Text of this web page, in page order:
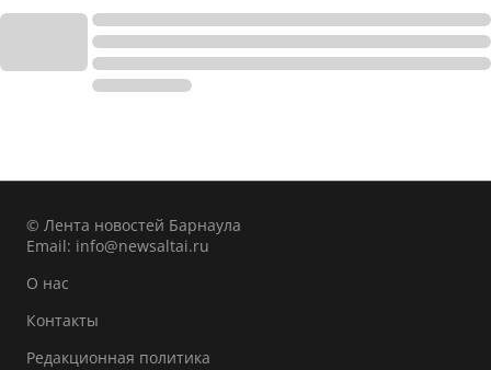
© Лента новостей Барнаула
Email: info@newsaltai.ru
О нас
Контакты
Редакционная политика